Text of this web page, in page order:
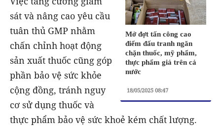
Mở đợt tấn công cao
điểm đấu tranh ngăn
chặn thuốc, mỹ phẩm,
thực phẩm giả trên cả
nước
18/05/2025 08:47
sát và nâng cao yêu cầu
tuân thủ GMP nhằm
chấn chỉnh hoạt động
sản xuất thuốc cũng góp
phần bảo vệ sức khỏe
cộng đồng, tránh nguy
cơ sử dụng thuốc và
thực phẩm bảo vệ sức khoẻ kém chất lượng.